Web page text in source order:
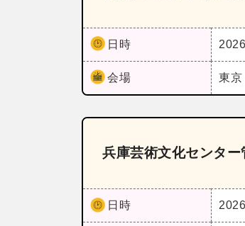
日時
会場 東京
兵庫芸術文化センタ
日時